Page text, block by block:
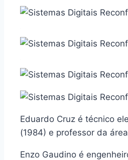
Eduardo Cruz é técnico
(1984) e professor da
Enzo Gaudino é